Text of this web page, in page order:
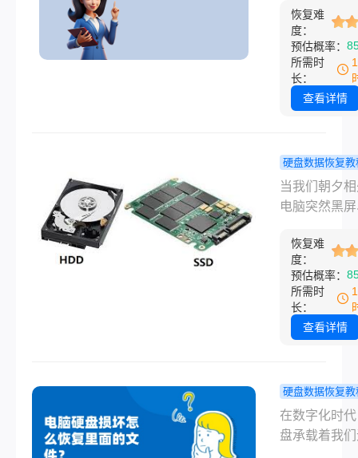
度地找回重
据。
救数据！
深有体会——
的文件、珍
片仿佛被锁
险箱却丢了
别担心，大
无法读取怎
呢？下面我
步带你排查
复，从最简
作开始，逐
入，最大限
你的数据安
恢复难
度：
预估概率：
所需时
长：
查看详情
硬盘数据恢复教
脑坏了硬盘
的文件怎么
高效抢救硬
的重要文件
当我们朝夕
电脑突然黑
异响时，第
往往是
的工作文档
照片、珍藏
影音资料还
窒息。但请
吸，冷静下
大多数情况
使电脑主机“
恢复难
度：
预估概率：
所需时
长：
查看详情
硬盘数据恢复教
脑硬盘损坏
恢复里面的
在数字化时
盘承载着我